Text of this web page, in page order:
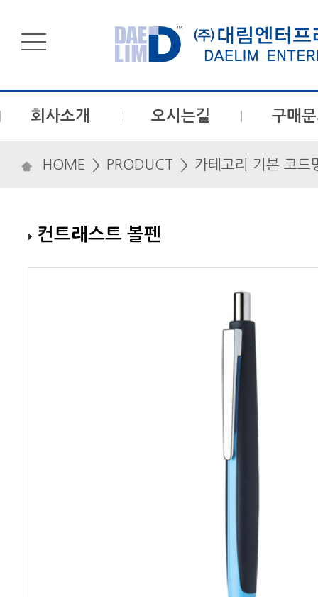
회사소개 오시는길 구매
HOME PRODUCT 카테고리 기본 코드
컨트래스트 볼펜